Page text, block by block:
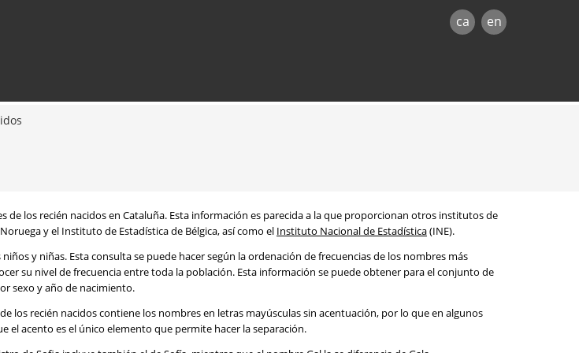
ca en
los recién nacidos en Cataluña. Esta información es parecida a la que proporcionan otros institutos de
y el Instituto de Estadística de Bélgica, así como el Instituto Nacional de Estadística(INE).
y niñas. Esta consulta se puede hacer según la ordenación de frecuencias de los nombres más
su nivel de frecuencia entre toda la población. Esta información se puede obtener para el conjunto de
sexo y año de nacimiento.
los recién nacidos contiene los nombres en letras mayúsculas sin acentuación, por lo que en algunos
el acento es el único elemento que permite hacer la separación.